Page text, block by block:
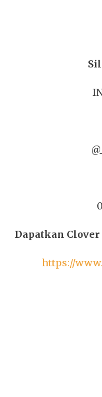
Dapatkan
https://